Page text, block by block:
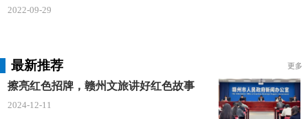
证。
2022-09-29
最新推荐 更多
擦亮红色招牌，赣州文旅讲好红色故事
2024-12-11